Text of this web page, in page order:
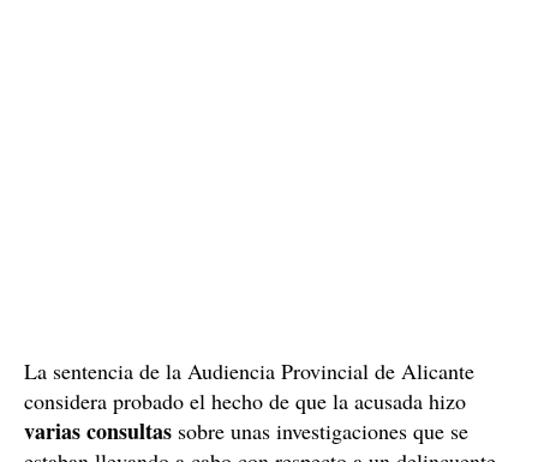
La sentencia de la Audiencia Provincial de Alicante
considera probado el hecho de que la acusada hizo
varias consultas sobre unas investigaciones que se